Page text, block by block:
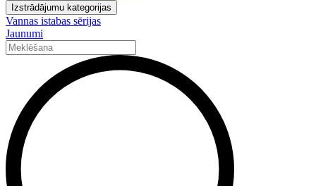
Izstrādājumu kategorijas
Vannas istabas sērijas
Jaunumi